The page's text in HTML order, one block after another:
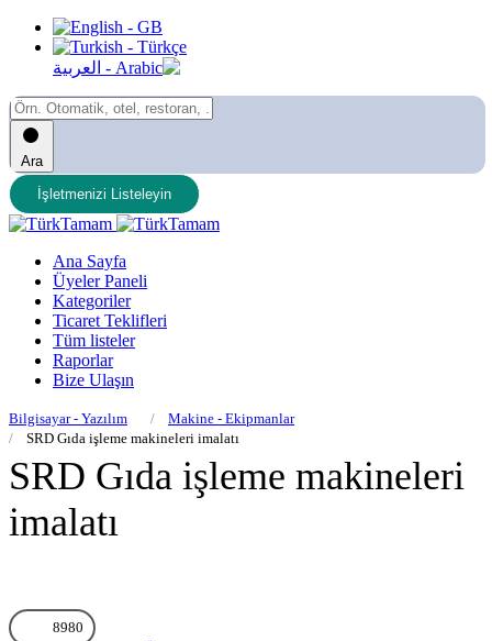
Ara
İşletmenizi Listeleyin
Ana Sayfa
Üyeler Paneli
Kategoriler
Ticaret Teklifleri
Tüm listeler
Raporlar
Bize Ulaşın
Bilgisayar - Yazılım
Makine - Ekipmanlar
SRD Gıda işleme makineleri imalatı
SRD Gıda işleme makineleri
imalatı
8980